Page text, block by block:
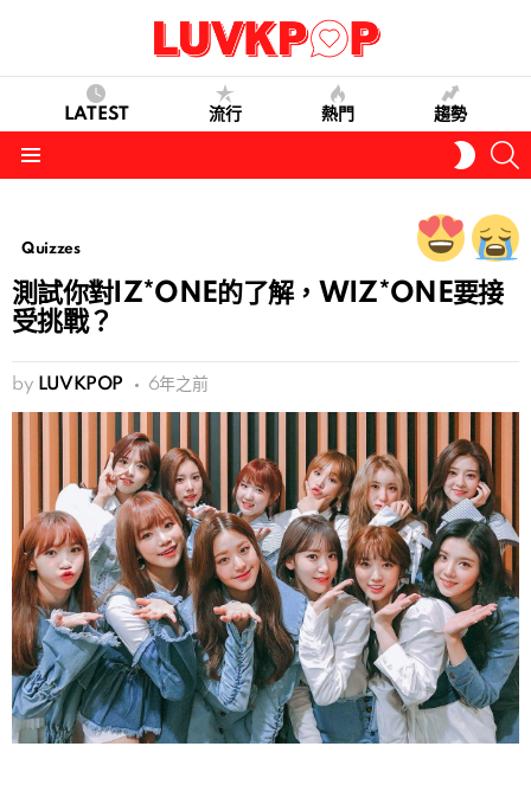
LATEST 流行 熱門 趨勢
SKIN
Quizzes
測試你對IZ*ONE的了解，WIZ*ONE要接
受挑戰？
by LUVKPOP 6年之前